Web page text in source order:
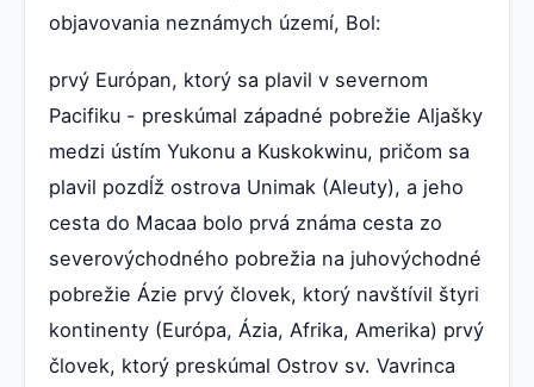
objavovania neznámych území, Bol:
prvý Európan, ktorý sa plavil v severnom
Pacifiku - preskúmal západné pobrežie Aljašky
medzi ústím Yukonu a Kuskokwinu, pričom sa
plavil pozdĺž ostrova Unimak (Aleuty), a jeho
cesta do Macaa bolo prvá známa cesta zo
severovýchodného pobrežia na juhovýchodné
pobrežie Ázie prvý človek, ktorý navštívil štyri
kontinenty (Európa, Ázia, Afrika, Amerika) prvý
človek, ktorý preskúmal Ostrov sv. Vavrinca